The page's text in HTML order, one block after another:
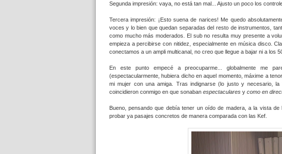
Segunda impresión: vaya, no está tan mal... Ajusto un poco los
Tercera impresión: ¡Esto suena de narices! Me quedo
voces y lo bien que quedan separadas del resto de instrumentos,
como mucho más moderados. El sub no resulta muy presente a
empieza a percibirse con nitidez, especialmente en música disco.
conectamos a un ampli multicanal, no creo que llegue a bajar ni a los
En este punto empecé a preocuparme... globalmente me
(espectacularmente, hubiera dicho en aquel momento, máxime a
mi mujer con una amiga. Tras indignarse (lo justo y necesario,
coincidieron conmigo en que sonaban espectaculares y como en
Bueno, pensando que debía tener un oído de madera, a la vista
probar ya pasajes concretos de manera comparada con las Kef.